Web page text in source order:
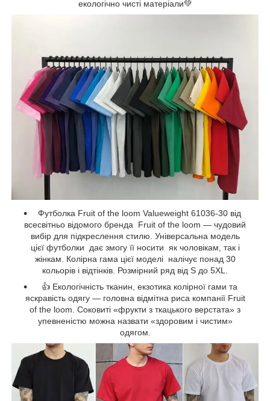
екологічно чисті матеріали💚
Футболка Fruit of the loom Valueweight 61036-30 від
всесвітньо відомого бренда Fruit of the loom — чудовий
вибір для підкреслення стилю. Універсальна модель
цієї футболки дає змогу її носити як чоловікам, так і
жінкам. Колірна гама цієї моделі налічує понад 30
кольорів і відтінків. Розмірний ряд від S до 5XL.
👍 Екологічність тканин, екзотика колірної гами та
яскравість одягу — головна відмітна риса компанії Fruit
of the loom. Соковиті «фрукти з ткацького верстата» з
упевненістю можна назвати «здоровим і чистим»
одягом.